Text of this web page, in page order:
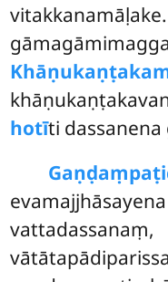
hotīti
Gaṇḍaṃ